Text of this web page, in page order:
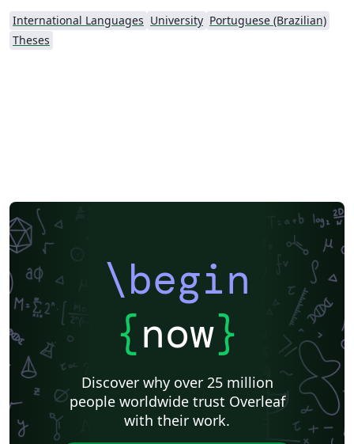
International Languages University Portuguese (Brazilian)
Theses
\begin
{now}
Discover why over 25 million
people worldwide trust Overleaf
with their work.